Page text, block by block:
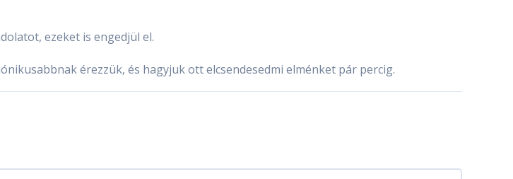
ezeket is engedjül el.
érezzük, és hagyjuk ott elcsendesedmi elménket pár percig.